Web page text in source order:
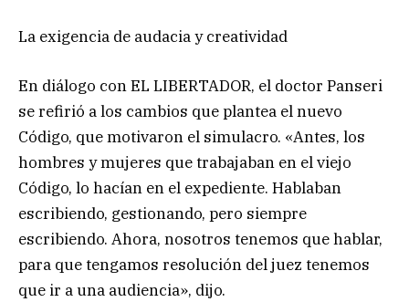
La exigencia de audacia y creatividad
En diálogo con EL LIBERTADOR, el doctor Panseri
se refirió a los cambios que plantea el nuevo
Código, que motivaron el simulacro. «Antes, los
hombres y mujeres que trabajaban en el viejo
Código, lo hacían en el expediente. Hablaban
escribiendo, gestionando, pero siempre
escribiendo. Ahora, nosotros tenemos que hablar,
para que tengamos resolución del juez tenemos
que ir a una audiencia», dijo.